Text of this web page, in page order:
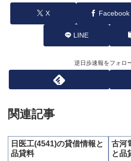
X Facebook
LINE
逆日歩速報をフォロ
関連記事
日医工(4541)の貸借情報と
品貸料
古河
と品